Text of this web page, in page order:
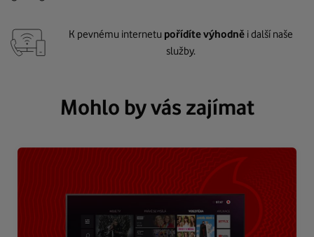
K pevnému internetu pořídíte výhodně i další naše
služby.
Mohlo by vás zajímat